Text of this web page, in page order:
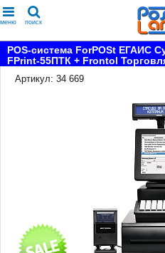
меню поиск
POS-система ForPOSt ЕГАИС
FPrint-55ПТК + Frontol
Артикул: 34 669